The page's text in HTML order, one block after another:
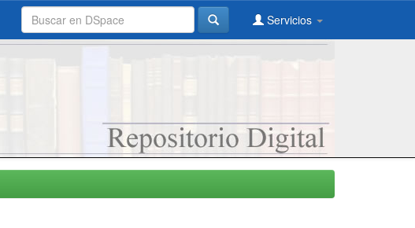
Servicios